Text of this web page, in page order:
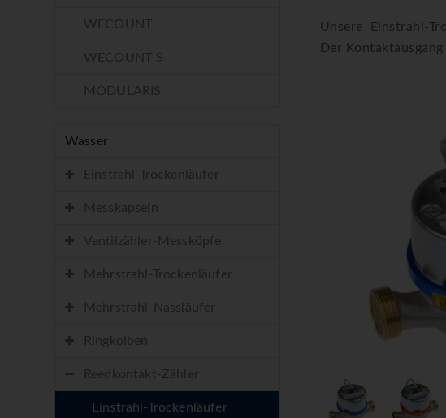
Unsere Einstrahl-
Der
WECOUNT
WECOUNT-S
MODULARIS
Wasser
Einstrahl-Trockenläufer
Messkapseln
Ventilzähler-Messköpfe
Mehrstrahl-Trockenläufer
Mehrstrahl-Nassläufer
Ringkolben
Reedkontakt-Zähler
Einstrahl-Trockenläufer